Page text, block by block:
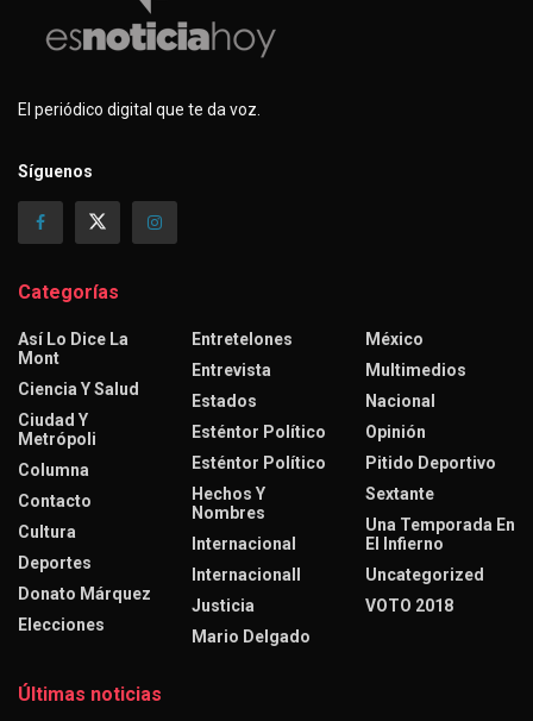
El periódico digital que te da voz.
Síguenos
Categorías
Así Lo Dice La
Mont
Ciencia Y Salud
Ciudad Y
Metrópoli
Columna
Contacto
Cultura
Deportes
Donato Márquez
Elecciones
Entretelones
Entrevista
Estados
Esténtor Político
Esténtor Político
Hechos Y
Nombres
Internacional
Internacionall
Justicia
Mario Delgado
México
Multimedios
Nacional
Opinión
Pitido Deportivo
Sextante
Una Temporada En
El Infierno
Uncategorized
VOTO 2018
Últimas noticias